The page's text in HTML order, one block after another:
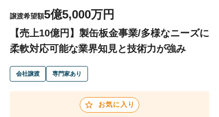
買いたい方へ
成約事例
M&A専門家の方へ
譲渡希望額5億5,000万円
【売上10億円】製缶板金事業/多様なニーズに
柔軟対応可能な業界知見と技術力が強み
会社譲渡 専門家あり
お気に入り